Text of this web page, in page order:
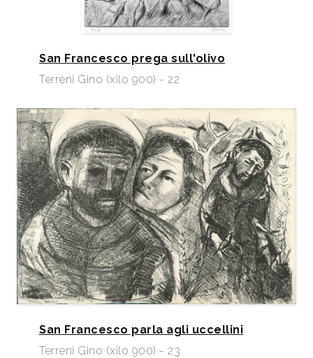
San Francesco prega sull'olivo
Terreni Gino (xilo 900) - 22
San Francesco parla agli uccellini
Terreni Gino (xilo 900) - 23